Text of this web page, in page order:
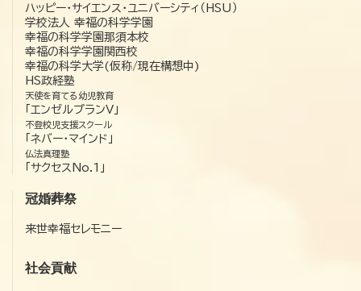
ハッピー・サイエンス・ユニバーシティ（HSU）
学校法人 幸福の科学学園
幸福の科学学園那須本校
幸福の科学学園関西校
幸福の科学大学(仮称/現在構想中)
HS政経塾
天使を育てる幼児教育
「エンゼルプランV」
不登校児支援スクール
「ネバー・マインド」
仏法真理塾
「サクセスNo.1」
冠婚葬祭
来世幸福セレモニー
社会貢献